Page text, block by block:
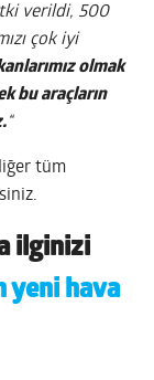
verildi, 500
çok iyi
olmak
bu araçların
“
tüm
ilginizi
yeni hava